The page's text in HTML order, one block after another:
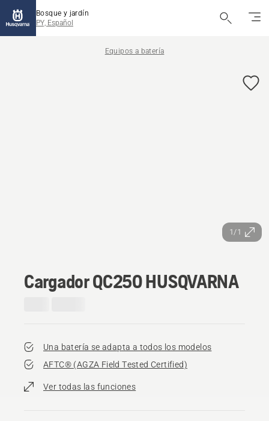
Bosque y jardín
PY, Español
Equipos a batería
1/1
Cargador QC250 HUSQVARNA
Una batería se adapta a todos los modelos
AFTC® (AGZA Field Tested Certified)​
Ver todas las funciones